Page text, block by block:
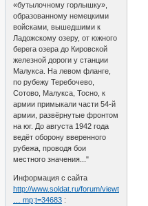
«бутылочному горлышку»,
образованному немецкими
войсками, вышедшими к
Ладожскому озеру, от южного
берега озера до Кировской
железной дороги у станции
Малукса. На левом фланге,
по рубежу Теребочево,
Сотово, Малукса, Тосно, к
армии примыкали части 54-й
армии, развёрнутые фронтом
на юг. До августа 1942 года
ведёт оборону вверенного
рубежа, проводя бои
местного значения..."
Информация с сайта
http://www.soldat.ru/forum/viewtopic.ph
… mp;t=34683 :